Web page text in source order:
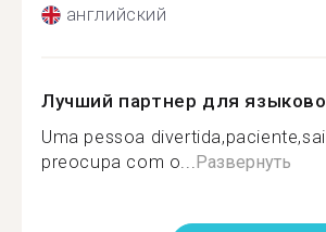
английский
Лучший партнер для
Uma pessoa
preocupa com o...Развернуть